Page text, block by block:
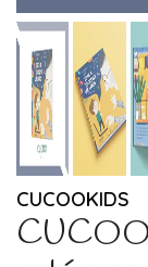
CUCOOKIDS